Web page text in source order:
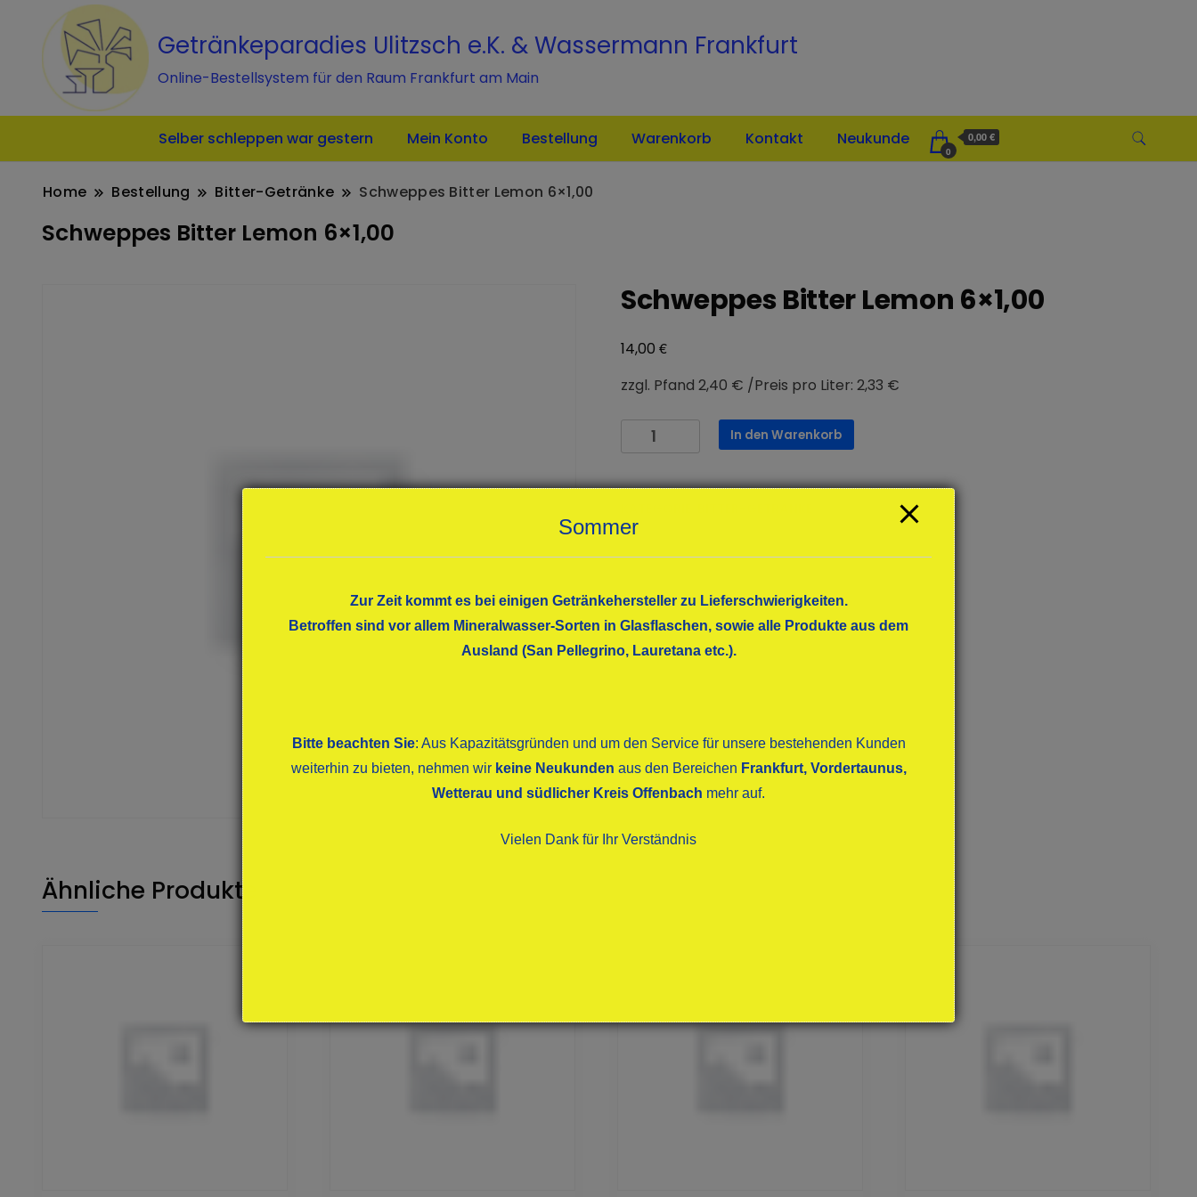
Getränkeparadies Ulitzsch e.K. & Wassermann Frankfurt
Online-Bestellsystem für den Raum Frankfurt am Main
Selber schleppen war gestern Mein Konto Bestellung Warenkorb Kontakt Neukunde
0
0,00 €
Home Bestellung Bitter-Getränke Schweppes Bitter Lemon 6×1,00
Schweppes Bitter Lemon 6×1,00
Schweppes Bitter Lemon 6×1,00
14,00 €
zzgl. Pfand 2,40 € /Preis pro Liter: 2,33 €
Schweppes
Bitter
6x1,00
In den Warenkorb
Ähnliche Produkte
Sommer
Zur Zeit kommt es bei einigen Getränkehersteller zu Lieferschwierigkeiten.
Betroffen sind vor allem Mineralwasser-Sorten in Glasflaschen, sowie alle Produkte aus dem
Ausland (San Pellegrino, Lauretana etc.).
Bitte beachten Sie: Aus Kapazitätsgründen und um den Service für unsere bestehenden Kunden
weiterhin zu bieten, nehmen wirkeine Neukunden aus den Bereichen Frankfurt, Vordertaunus,
Wetterau und südlicher Kreis Offenbach mehr auf.
Vielen Dank für Ihr Verständnis